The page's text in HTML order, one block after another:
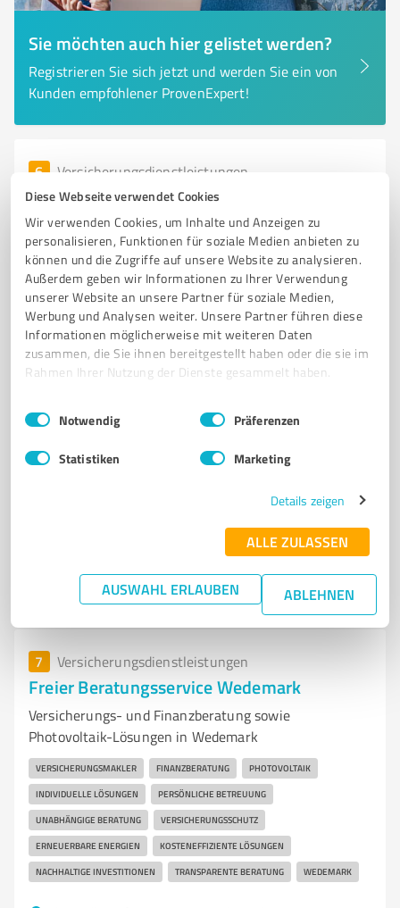
Diese Webseite verwendet Cookies
Wir verwenden Cookies, um Inhalte und Anzeigen zu
personalisieren, Funktionen für soziale Medien anbieten zu
können und die Zugriffe auf unsere Website zu analysieren.
Außerdem geben wir Informationen zu Ihrer Verwendung
unserer Website an unsere Partner für soziale Medien,
Werbung und Analysen weiter. Unsere Partner führen diese
Informationen möglicherweise mit weiteren Daten
zusammen, die Sie ihnen bereitgestellt haben oder die sie im
Rahmen Ihrer Nutzung der Dienste gesammelt haben.
Impressum Datenschutzbestimmungen
Einwilligungsauswahl
Notwendig Präferenzen
Statistiken Marketing
Details zeigen
ALLE ZULASSEN
AUSWAHL ERLAUBEN ABLEHNEN
Sie möchten auch hier gelistet werden?
Registrieren Sie sich jetzt und werden Sie ein von
Kunden empfohlener ProvenExpert!
6 Versicherungsdienstleistungen
H.P.V. Planung- und
Vermittlungsgesellschaft für Kapitalanlagen
mbH
Baufinanzierung und Vorsorgeberatung in Garbsen -
H.P.V. Planungsgesellschaft
BAUFINANZIERUNG ALTERSVORSORGE KRANKENVORSORGE
INDIVIDUELLE BERATUNG FINANZIERUNGSKONZEPTE GARBSEN
FACHKRÄFTE BANKENVERHANDLUNGEN BAUSPARKASSEN
KUNDENBETREUUNG
Im Ostereschfeld 5K, 30823 Garbsen
4,60 / 5,00
9Bewertungen (1 Quelle)
7 Versicherungsdienstleistungen
Freier Beratungsservice Wedemark
Versicherungs- und Finanzberatung sowie
Photovoltaik-Lösungen in Wedemark
VERSICHERUNGSMAKLER FINANZBERATUNG PHOTOVOLTAIK
INDIVIDUELLE LÖSUNGEN PERSÖNLICHE BETREUUNG
UNABHÄNGIGE BERATUNG VERSICHERUNGSSCHUTZ
ERNEUERBARE ENERGIEN KOSTENEFFIZIENTE LÖSUNGEN
NACHHALTIGE INVESTITIONEN TRANSPARENTE BERATUNG WEDEMARK